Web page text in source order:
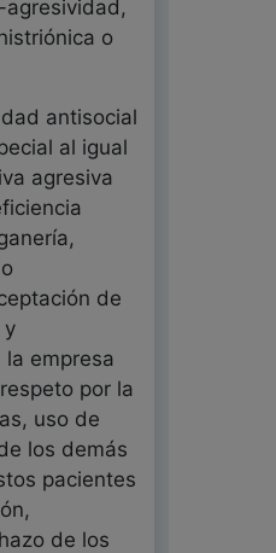
o
antisocial
al igual
agresiva
de
y
empresa
por la
uso de
los demás
pacientes
de los